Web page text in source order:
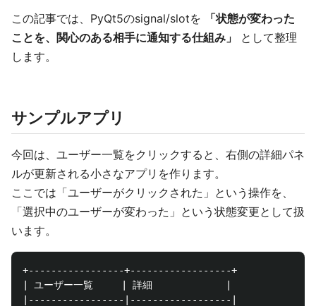
この記事では、PyQt5のsignal/slotを
「状態が変わった
ことを、関心のある相手に通知する仕組み」
として整理
します。
サンプルアプリ
今回は、ユーザー一覧をクリックすると、右側の詳細パネ
ルが更新される小さなアプリを作ります。
ここでは「ユーザーがクリックされた」という操作を、
「選択中のユーザーが変わった」という状態変更として扱
います。
+-----------------+------------------+
| ユーザー一覧     | 詳細             |
|-----------------|------------------|